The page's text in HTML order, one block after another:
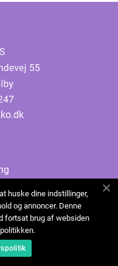
huske dine indstillinger,
og annoncer. Denne
fortsat brug af websiden